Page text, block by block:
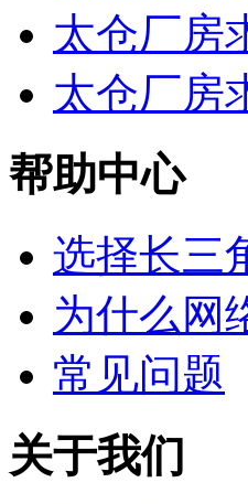
太仓厂房
太仓厂房
帮助中心
选择长三
为什么网
常见问题
关于我们